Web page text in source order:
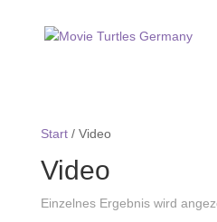
Start/ Video
Video
Einzelnes Ergebnis wird